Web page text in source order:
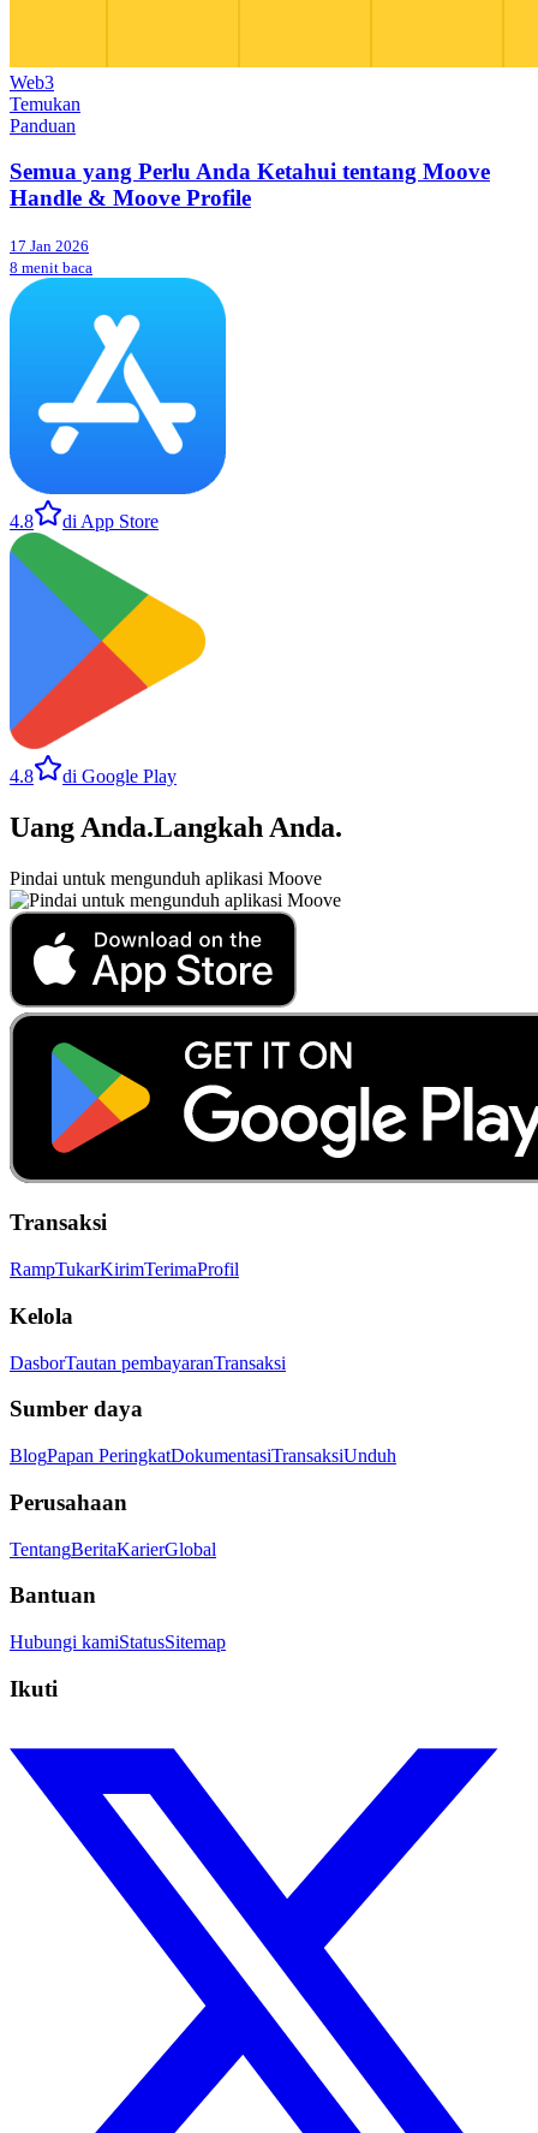
Web3
Temukan
Panduan
Semua yang Perlu Anda Ketahui tentang Moove
Handle & Moove Profile
17 Jan 2026
8 menit baca
4.8 di App Store
4.8 di Google Play
Uang Anda.Langkah Anda.
Pindai untuk mengunduh aplikasi Moove
Transaksi
RampTukarKirimTerimaProfil
Kelola
DasborTautan pembayaranTransaksi
Sumber daya
BlogPapan PeringkatDokumentasiTransaksiUnduh
Perusahaan
TentangBeritaKarierGlobal
Bantuan
Hubungi kamiStatusSitemap
Ikuti